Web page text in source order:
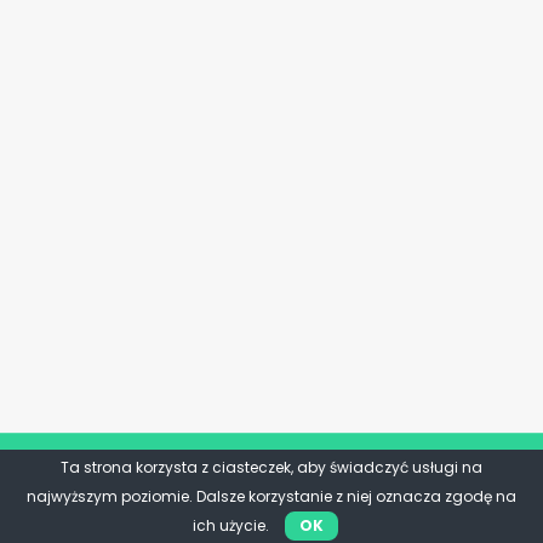
Ta strona korzysta z ciasteczek, aby świadczyć usługi na
najwyższym poziomie. Dalsze korzystanie z niej oznacza zgodę na
ich użycie.
OK